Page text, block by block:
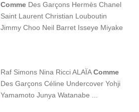
Comme Des Garçons Hermès Chanel
Saint Laurent Christian Louboutin
Jimmy Choo Neil Barret Isseye Miyake
Raf Simons Nina Ricci ALAÏAComme
Des Garçons Céline Undercover Yohji
Yamamoto Junya Watanabe ...